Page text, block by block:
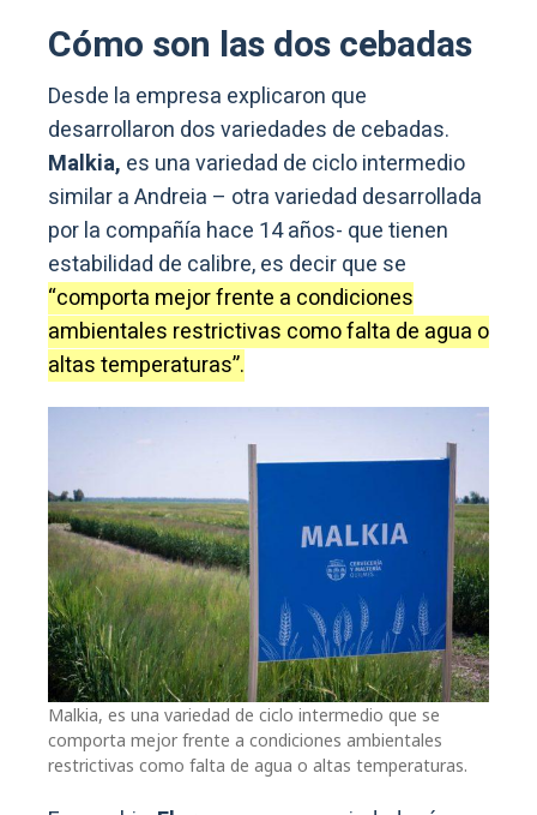
Cómo son las dos cebadas
Desde la empresa explicaron que
desarrollaron dos variedades de cebadas.
Malkia, es una variedad de ciclo intermedio
similar a Andreia – otra variedad desarrollada
por la compañía hace 14 años- que tienen
estabilidad de calibre, es decir que se
“comporta mejor frente a condiciones
ambientales restrictivas como falta de agua o
altas temperaturas”.
Malkia, es una variedad de ciclo intermedio que se
comporta mejor frente a condiciones ambientales
restrictivas como falta de agua o altas temperaturas.